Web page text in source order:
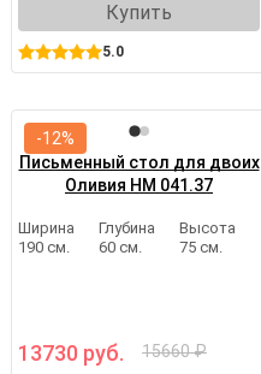
Купить
5.0
Письменный стол для двоих
Оливия НМ 041.37
Ширина
190 см.
Глубина
60 см.
Высота
75 см.
13730 руб. 15660 ₽
-12%